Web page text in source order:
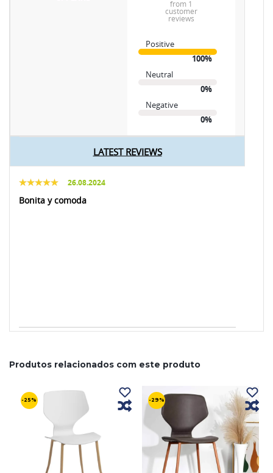
from 1
customer
reviews
Positive
100%
Neutral
0%
Negative
0%
LATEST REVIEWS
26.08.2024
Bonita y comoda
Produtos relacionados com este produto
-25% -29%